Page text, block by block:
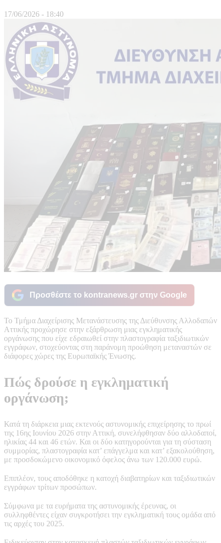
17/06/2026 - 18:40
Προσθέστε το kontranews.gr στην Google
Το Τμήμα Διαχείρισης Μετανάστευσης της Διεύθυνσης Αλλοδαπών
Αττικής προχώρησε στην εξάρθρωση μιας εγκληματικής
οργάνωσης που είχε εδραιωθεί στην πλαστογραφία ταξιδιωτικών
εγγράφων, στοχεύοντας στη παράνομη προώθηση μεταναστών σε
διάφορες χώρες της Ευρωπαϊκής Ένωσης.
Πώς δρούσε η εγκληματική
οργάνωση;
Κατά τη διάρκεια μιας εκτενούς αστυνομικής επιχείρησης το πρωί
της 16ης Ιουνίου 2026 στην Αττική, συνελήφθησαν δύο αλλοδαποί,
ηλικίας 44 και 46 ετών. Και οι δύο κατηγορούνται για τη σύσταση
συμμορίας, πλαστογραφία κατ’ επάγγελμα και κατ’ εξακολούθηση,
με προσδοκώμενο οικονομικό όφελος άνω των 120.000 ευρώ.
Επιπλέον, τους αποδόθηκε η κατοχή διαβατηρίων και ταξιδιωτικών
εγγράφων τρίτων προσώπων.
Σύμφωνα με τα ευρήματα της αστυνομικής έρευνας, οι
συλληφθέντες είχαν συγκροτήσει την εγκληματική τους ομάδα από
τις αρχές του 2025.